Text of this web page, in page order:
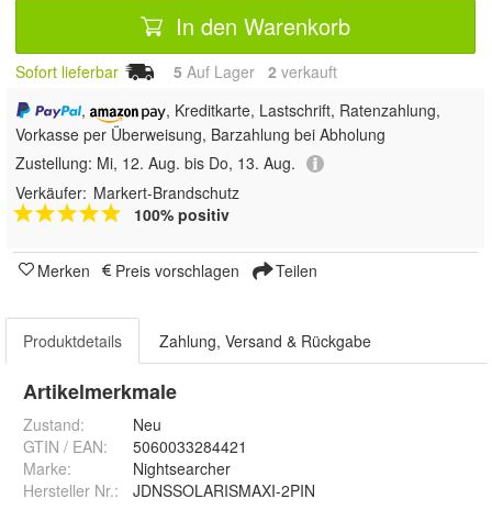
In den Warenkorb
Sofort lieferbar 5 Auf Lager 2 verkauft
,
, Kreditkarte, Lastschrift, Ratenzahlung,
Vorkasse per Überweisung, Barzahlung bei Abholung
Zustellung: Mi, 12. Aug. bis Do, 13. Aug.
Verkäufer: Markert-Brandschutz
100% positiv
Merken Preis vorschlagen Teilen
Produktdetails Zahlung, Versand & Rückgabe
Artikelmerkmale
Zustand:
Neu
GTIN / EAN:
5060033284421
Marke:
Nightsearcher
Hersteller Nr.:
JDNSSOLARISMAXI-2PIN